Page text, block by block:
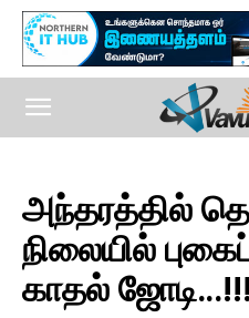
அந்தரத்தில்
நிலையில்
காதல் ஜோடி…!!!